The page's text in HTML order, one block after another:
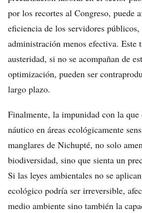
por los recortes al Congreso, puede
eficiencia de los servidores públicos,
administración menos efectiva. Este
austeridad, si no se acompañan de
optimización, pueden ser
largo plazo.
Finalmente, la impunidad con la que
náutico en áreas ecológicamente
manglares de Nichupté, no solo
biodiversidad, sino que sienta un
Si las leyes ambientales no se
ecológico podría ser irreversible,
medio ambiente sino también la